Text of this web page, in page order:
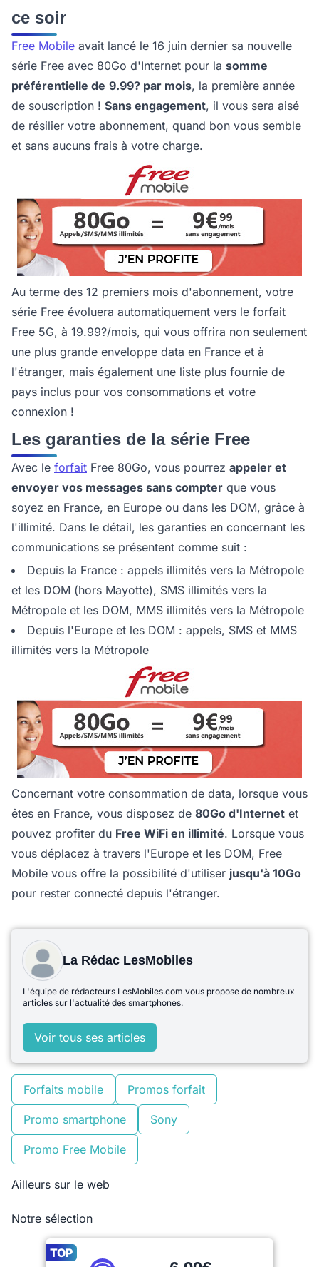
ce soir
Free Mobile avait lancé le 16 juin dernier sa nouvelle
série Free avec 80Go d'Internet pour la somme
préférentielle de 9.99? par mois, la première année
de souscription ! Sans engagement, il vous sera aisé
de résilier votre abonnement, quand bon vous semble
et sans aucuns frais à votre charge.
Au terme des 12 premiers mois d'abonnement, votre
série Free évoluera automatiquement vers le forfait
Free 5G, à 19.99?/mois, qui vous offrira non seulement
une plus grande enveloppe data en France et à
l'étranger, mais également une liste plus fournie de
pays inclus pour vos consommations et votre
connexion !
Les garanties de la série Free
Avec le forfait Free 80Go, vous pourrez appeler et
envoyer vos messages sans compter que vous
soyez en France, en Europe ou dans les DOM, grâce à
l'illimité. Dans le détail, les garanties en concernant les
communications se présentent comme suit :
Depuis la France : appels illimités vers la Métropole
et les DOM (hors Mayotte), SMS illimités vers la
Métropole et les DOM, MMS illimités vers la Métropole
Depuis l'Europe et les DOM : appels, SMS et MMS
illimités vers la Métropole
Concernant votre consommation de data, lorsque vous
êtes en France, vous disposez de 80Go d'Internet et
pouvez profiter du Free WiFi en illimité. Lorsque vous
vous déplacez à travers l'Europe et les DOM, Free
Mobile vous offre la possibilité d'utiliser jusqu'à 10Go
pour rester connecté depuis l'étranger.
La Rédac LesMobiles
L'équipe de rédacteurs LesMobiles.com vous propose de nombreux
articles sur l'actualité des smartphones.
Voir tous ses articles
Forfaits mobile Promos forfait
Promo smartphone Sony
Promo Free Mobile
Ailleurs sur le web
Notre sélection
TOP